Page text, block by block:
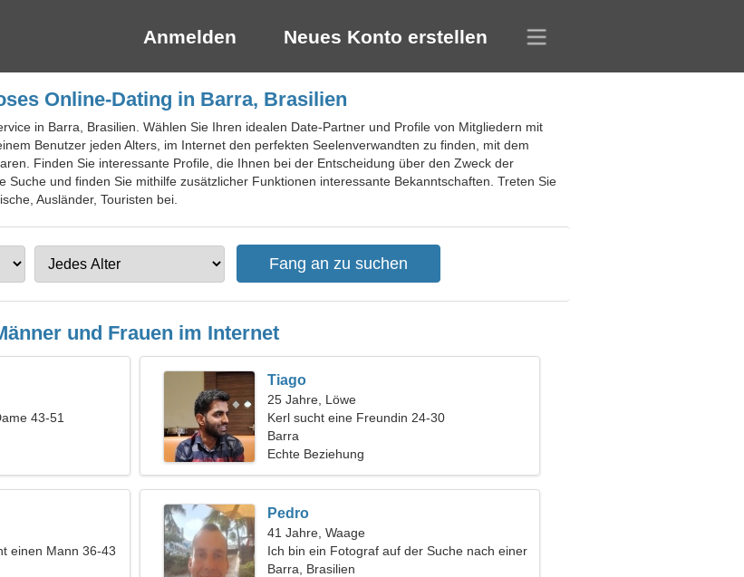
Anmelden Neues Konto erstellen
Online-Dating in Barra, Brasilien
in Barra, Brasilien. Wählen Sie Ihren idealen Date-Partner und Profile von Mitgliedern mit
Benutzer jeden Alters, im Internet den perfekten Seelenverwandten zu finden, mit dem
Finden Sie interessante Profile, die Ihnen bei der Entscheidung über den Zweck der
Suche und finden Sie mithilfe zusätzlicher Funktionen interessante Bekanntschaften. Treten Sie
Ausländer, Touristen bei.
und Frauen im Internet
43-51
Tiago
25 Jahre, Löwe
Kerl sucht eine Freundin 24-30
Barra
Echte Beziehung
einen Mann 36-43
Pedro
41 Jahre, Waage
Ich bin ein Fotograf auf der Suche nach einer
anmutigen Frau
Barra, Brasilien